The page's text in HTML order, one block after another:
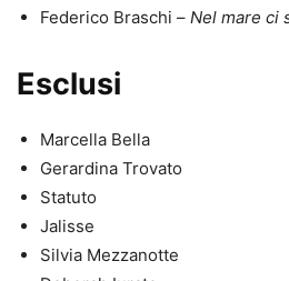
Federico Braschi – Nel mare ci
Esclusi
Marcella Bella
Gerardina Trovato
Statuto
Jalisse
Silvia Mezzanotte